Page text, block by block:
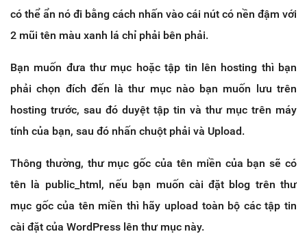
có thể ẩn nó đi bằng cách nhấn vào cái nút có nền đậm với
2 mũi tên màu xanh lá chỉ phải bên phải.
Bạn muốn đưa thư mục hoặc tập tin lên hosting thì bạn
phải chọn đích đến là thư mục nào bạn muốn lưu trên
hosting trước, sau đó duyệt tập tin và thư mục trên máy
tính của bạn, sau đó nhấn chuột phải và Upload.
Thông thường, thư mục gốc của tên miền của bạn sẽ có
tên là public_html, nếu bạn muốn cài đặt blog trên thư
mục gốc của tên miền thì hãy upload toàn bộ các tập tin
cài đặt của WordPress lên thư mục này.